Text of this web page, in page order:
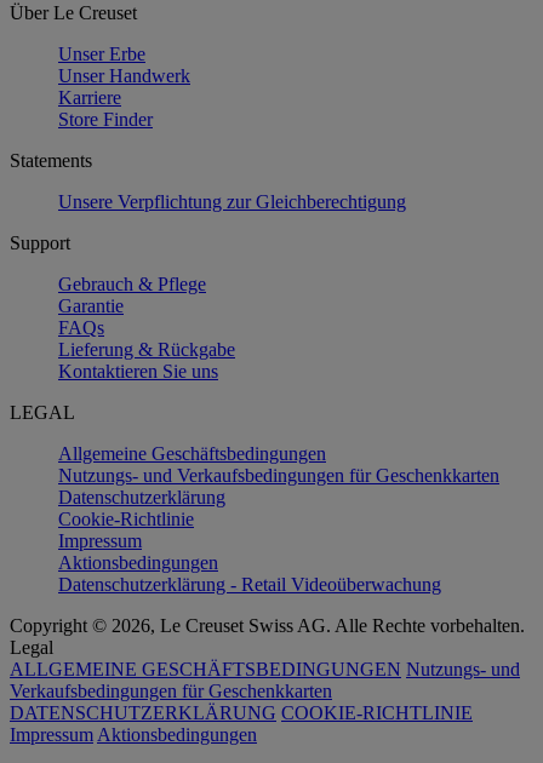
Über Le Creuset
Unser Erbe
Unser Handwerk
Karriere
Store Finder
Statements
Unsere Verpflichtung zur Gleichberechtigung
Support
Gebrauch & Pflege
Garantie
FAQs
Lieferung & Rückgabe
Kontaktieren Sie uns
LEGAL
Allgemeine Geschäftsbedingungen
Nutzungs- und Verkaufsbedingungen für Geschenkkarten
Datenschutzerklärung
Cookie-Richtlinie
Impressum
Aktionsbedingungen
Datenschutzerklärung - Retail Videoüberwachung
Copyright © 2026, Le Creuset Swiss AG. Alle Rechte vorbehalten.
Legal
ALLGEMEINE GESCHÄFTSBEDINGUNGEN Nutzungs- und
Verkaufsbedingungen für Geschenkkarten
DATENSCHUTZERKLÄRUNG COOKIE-RICHTLINIE
Impressum Aktionsbedingungen